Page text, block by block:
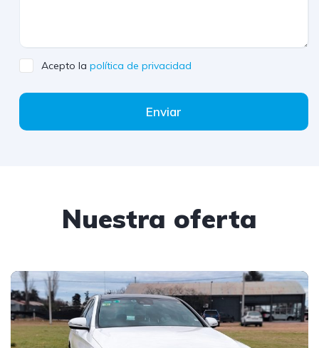
Acepto la política de privacidad
Enviar
Nuestra oferta